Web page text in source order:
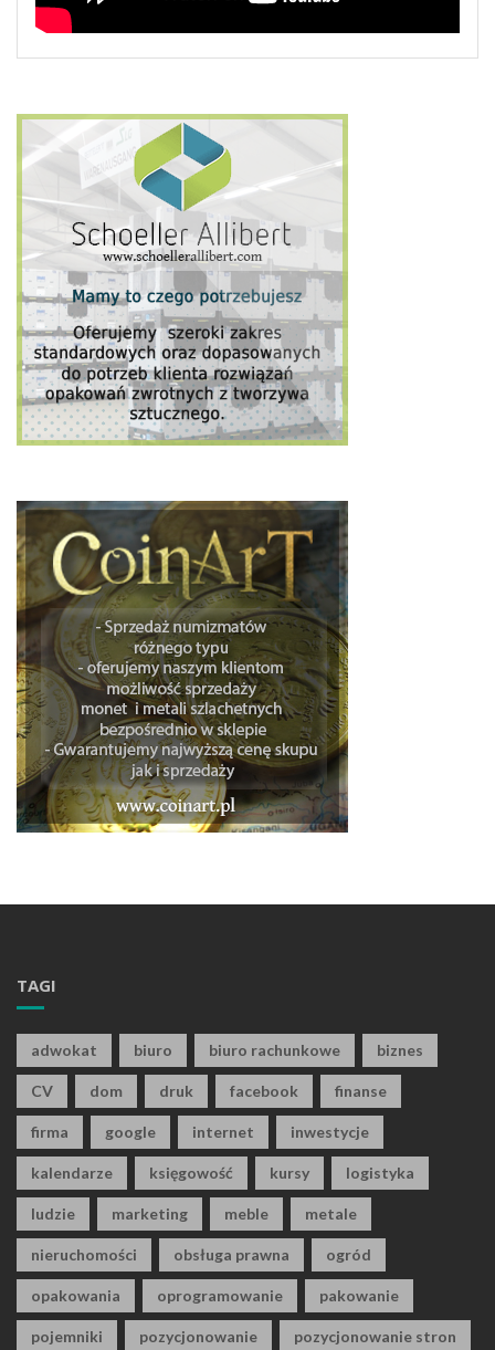
TAGI
adwokat biuro biuro rachunkowe biznes
CV dom druk facebook finanse
firma google internet inwestycje
kalendarze księgowość kursy logistyka
ludzie marketing meble metale
nieruchomości obsługa prawna ogród
opakowania oprogramowanie pakowanie
pojemniki pozycjonowanie pozycjonowanie stron